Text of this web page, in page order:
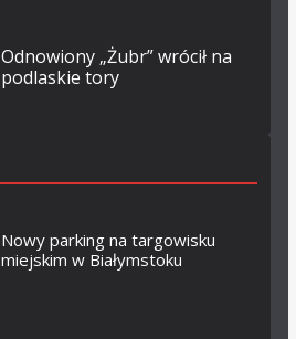
Odnowiony „Żubr” wrócił na
podlaskie tory
Nowy parking na targowisku
miejskim w Białymstoku